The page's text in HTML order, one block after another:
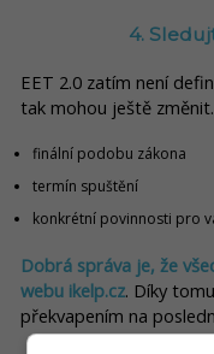
4.
EET 2.0 zatím není
tak mohou ještě
finální podobu zákona
termín spuštění
konkrétní povinnosti pro
Dobrá správa je, že
webu ikelp.cz. Díky
překvapením na